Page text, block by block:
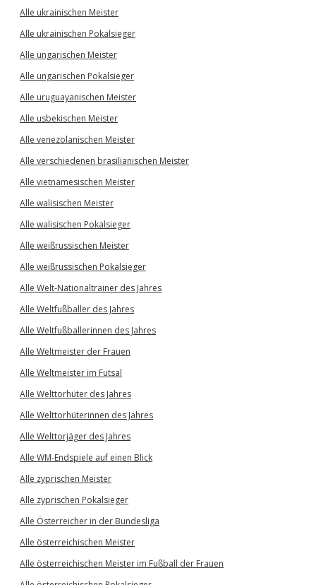
Alle ukrainischen Meister
Alle ukrainischen Pokalsieger
Alle ungarischen Meister
Alle ungarischen Pokalsieger
Alle uruguayanischen Meister
Alle usbekischen Meister
Alle venezolanischen Meister
Alle verschiedenen brasilianischen Meister
Alle vietnamesischen Meister
Alle walisischen Meister
Alle walisischen Pokalsieger
Alle weißrussischen Meister
Alle weißrussischen Pokalsieger
Alle Welt-Nationaltrainer des Jahres
Alle Weltfußballer des Jahres
Alle Weltfußballerinnen des Jahres
Alle Weltmeister der Frauen
Alle Weltmeister im Futsal
Alle Welttorhüter des Jahres
Alle Welttorhüterinnen des Jahres
Alle Welttorjäger des Jahres
Alle WM-Endspiele auf einen Blick
Alle zyprischen Meister
Alle zyprischen Pokalsieger
Alle Österreicher in der Bundesliga
Alle österreichischen Meister
Alle österreichischen Meister im Fußball der Frauen